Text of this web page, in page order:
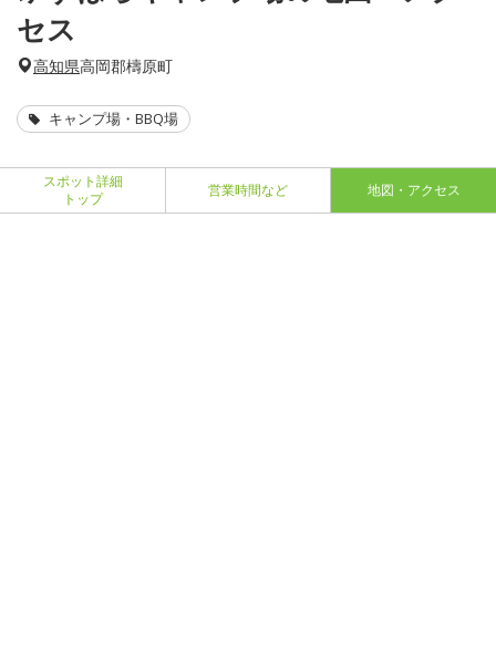
セス
高知県高岡郡檮原町
キャンプ場・BBQ場
スポット詳細
トップ
営業時間など 地図・アクセス